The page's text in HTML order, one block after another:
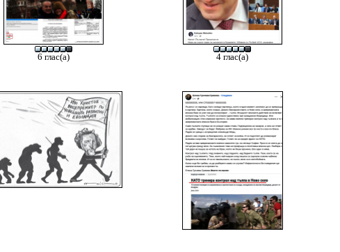
6 глас(а) 4 глас(а)